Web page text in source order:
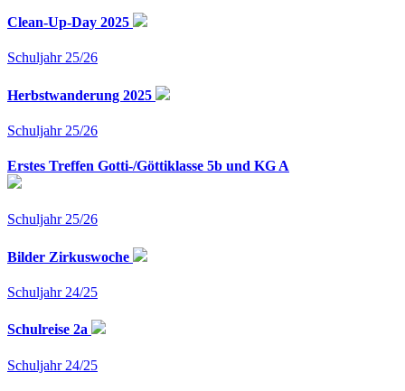
Clean-Up-Day 2025
Schuljahr 25/26
Herbstwanderung 2025
Schuljahr 25/26
Erstes Treffen Gotti-/Göttiklasse 5b und KG A
Schuljahr 25/26
Bilder Zirkuswoche
Schuljahr 24/25
Schulreise 2a
Schuljahr 24/25